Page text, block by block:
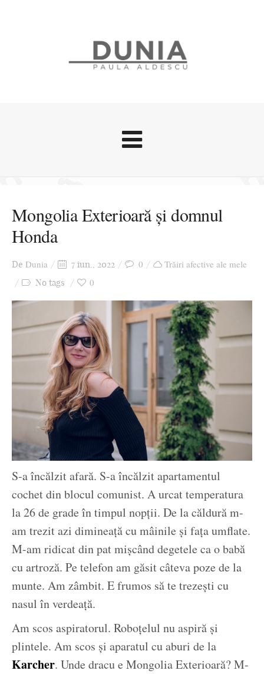
Stari afective
Zice Dunia
Cursuri povestite
Mongolia Exterioară și domnul
Honda
De Dunia 7 iun., 2022 0 Trăiri afective ale mele
No tags 0
S-a încălzit afară. S-a încălzit apartamentul
cochet din blocul comunist. A urcat temperatura
la 26 de grade în timpul nopții. De la căldură m-
am trezit azi dimineață cu mâinile și fața umflate.
M-am ridicat din pat mișcând degetele ca o babă
cu artroză. Pe telefon am găsit câteva poze de la
munte. Am zâmbit. E frumos să te trezești cu
nasul în verdeață.
Am scos aspiratorul. Roboțelul nu aspiră și
plintele. Am scos și aparatul cu aburi de la
Karcher. Unde dracu e Mongolia Exterioară? M-